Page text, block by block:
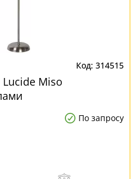
314515
Miso
По запросу